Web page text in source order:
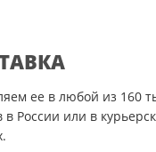
ее в любой из 160
в России или в